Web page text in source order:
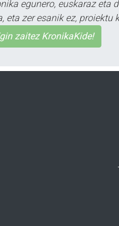
egunero, euskaraz eta
eta zer esanik ez,
zaitez KronikaKide!